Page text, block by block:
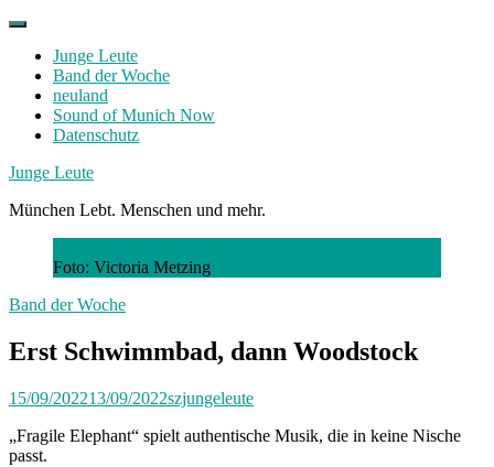
Skip
contentJunge Leute
Band der Woche
neuland
Sound of Munich Now
Datenschutz
Facebook
Twitter
Instagram
Junge Leute
München Lebt. Menschen und mehr.
Foto: Victoria Metzing
Band der Woche
Erst Schwimmbad, dann Woodstock
15/09/202213/09/2022szjungeleute
„Fragile Elephant“ spielt authentische Musik, die in keine Nische
passt.